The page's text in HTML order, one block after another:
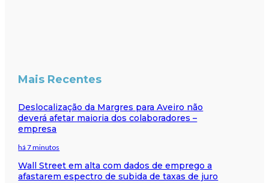
Mais Recentes
Deslocalização da Margres para Aveiro não
deverá afetar maioria dos colaboradores –
empresa
há 7 minutos
Wall Street em alta com dados de emprego a
afastarem espectro de subida de taxas de juro